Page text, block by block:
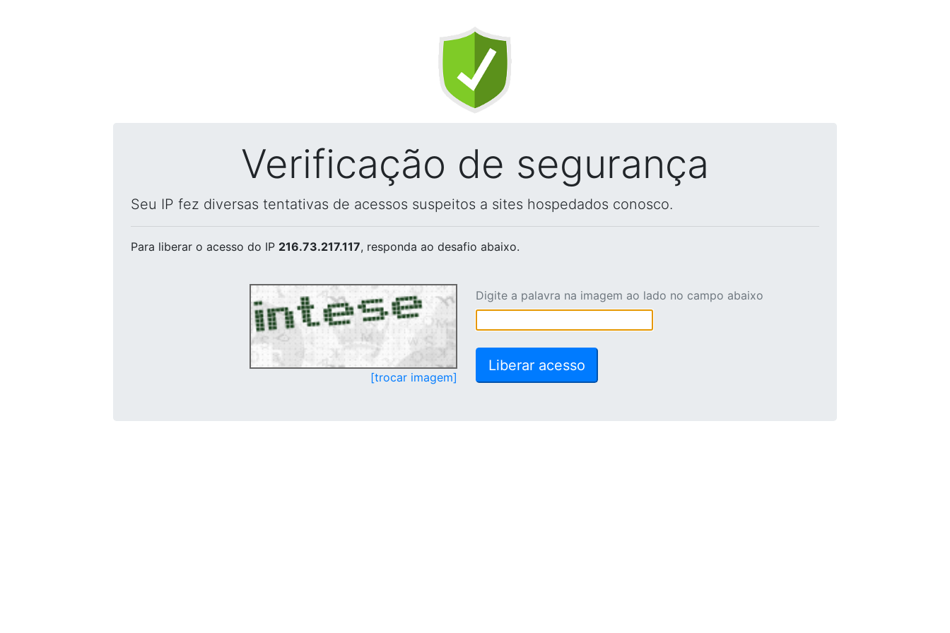
Verificação de segurança
Seu IP fez diversas tentativas de acessos suspeitos a sites hospedados conosco.
Para liberar o acesso do IP 216.73.217.117, responda ao desafio abaixo.
[trocar imagem]
Digite a palavra na imagem ao lado no campo abaixo